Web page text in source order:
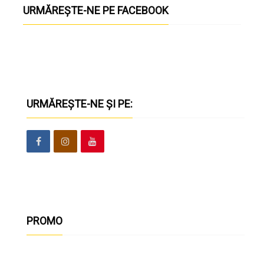
URMĂREȘTE-NE PE FACEBOOK
URMĂREȘTE-NE ȘI PE:
PROMO